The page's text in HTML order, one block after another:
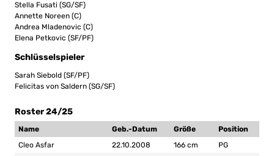
Stella Fusati (SG/SF)
Annette Noreen (C)
Andrea Mladenovic (C)
Elena Petkovic (SF/PF)
Schlüsselspieler
Sarah Siebold (SF/PF)
Felicitas von Saldern (SG/SF)
Roster 24/25
Name Geb.-Datum Größe
Position
Cleo Asfar
22.10.2008 166 cm
PG